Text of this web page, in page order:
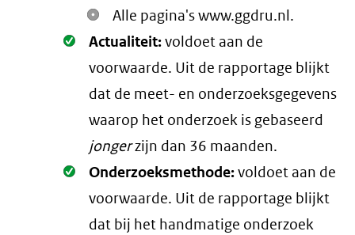
Alle pagina's www.ggdru.nl.
Oké.
Actualiteit:voldoet aan de
voorwaarde. Uit de rapportage blijkt
dat de meet- en onderzoeksgegevens
waarop het onderzoek is gebaseerd
jongerzijn dan 36 maanden.
Oké.
Onderzoeksmethode:voldoet aan de
voorwaarde. Uit de rapportage blijkt
dat bij het handmatige onderzoek